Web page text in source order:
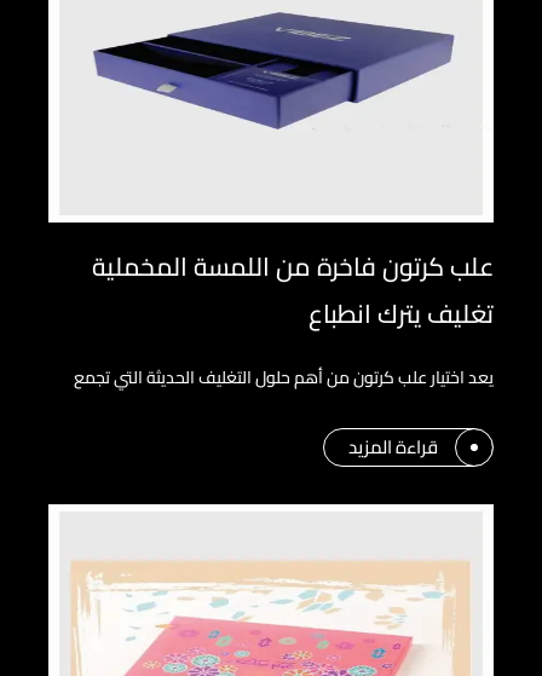
علب كرتون فاخرة من اللمسة المخملية
تغليف يترك انطباع
يعد اختيار علب كرتون من أهم حلول التغليف الحديثة التي تجمع
قراءة المزيد